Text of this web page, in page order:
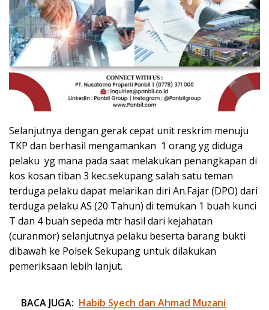
Selanjutnya dengan gerak cepat unit reskrim menuju
TKP dan berhasil mengamankan 1 orang yg diduga
pelaku yg mana pada saat melakukan penangkapan di
kos kosan tiban 3 kec.sekupang salah satu teman
terduga pelaku dapat melarikan diri An.Fajar (DPO) dari
terduga pelaku AS (20 Tahun) di temukan 1 buah kunci
T dan 4 buah sepeda mtr hasil dari kejahatan
(curanmor) selanjutnya pelaku beserta barang bukti
dibawah ke Polsek Sekupang untuk dilakukan
pemeriksaan lebih lanjut.
BACA JUGA: Habib Syech dan Ahmad Muzani